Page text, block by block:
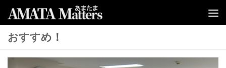
コンテンツへスキップ
おすすめ！